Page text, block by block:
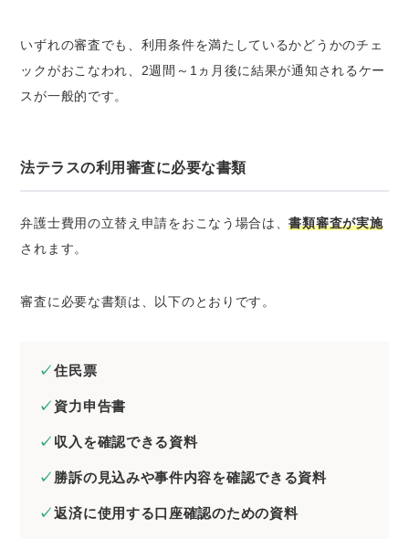
いずれの審査でも、利用条件を満たしているかどうかのチェ
ックがおこなわれ、2週間～1ヵ月後に結果が通知されるケー
スが一般的です。
法テラスの利用審査に必要な書類
弁護士費用の立替え申請をおこなう場合は、書類審査が実施
されます。
審査に必要な書類は、以下のとおりです。
住民票
資力申告書
収入を確認できる資料
勝訴の見込みや事件内容を確認できる資料
返済に使用する口座確認のための資料